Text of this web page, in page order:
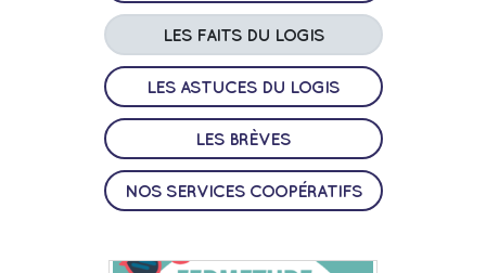
LES FAITS DU LOGIS
LES ASTUCES DU LOGIS
LES BRÈVES
NOS SERVICES COOPÉRATIFS